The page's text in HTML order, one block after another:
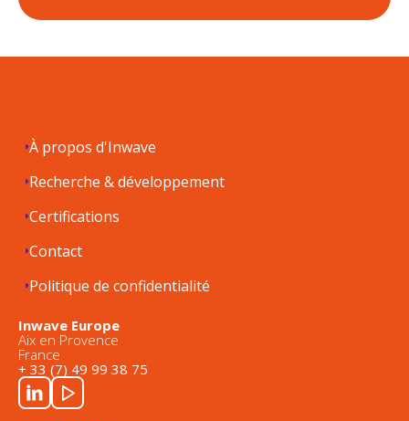
À propos d'Inwave
Recherche & développement
Certifications
Contact
Politique de confidentialité
Inwave Europe
Aix en Provence
France
+ 33 (7) 49 99 38 75